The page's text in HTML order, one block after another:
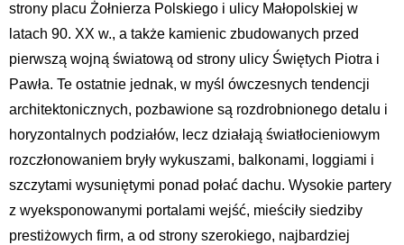
strony placu Żołnierza Polskiego i ulicy Małopolskiej w
latach 90. XX w., a także kamienic zbudowanych przed
pierwszą wojną światową od strony ulicy Świętych Piotra i
Pawła. Te ostatnie jednak, w myśl ówczesnych tendencji
architektonicznych, pozbawione są rozdrobnionego detalu i
horyzontalnych podziałów, lecz działają światłocieniowym
rozczłonowaniem bryły wykuszami, balkonami, loggiami i
szczytami wysuniętymi ponad połać dachu. Wysokie partery
z wyeksponowanymi portalami wejść, mieściły siedziby
prestiżowych firm, a od strony szerokiego, najbardziej